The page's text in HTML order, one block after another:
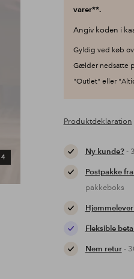
4
varer**.
Angiv koden i
Gyldig ved køb
Gælder nedsatte
"Outlet" eller
Produktdeklaration
Ny kunde?-
Postpakke
pakkeboks
Fleksible
Nem retur-